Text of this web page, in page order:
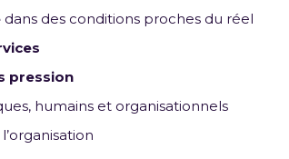
dans des conditions proches du réel
pression
humains et organisationnels